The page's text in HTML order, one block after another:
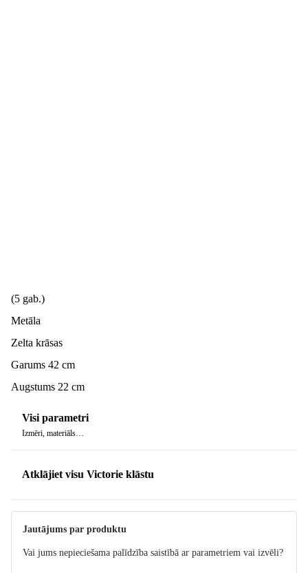
(5 gab.)
Metāla
Zelta krāsas
Garums 42 cm
Augstums 22 cm
Visi parametri
Izmēri, materiāls…
Atklājiet visu Victorie klāstu
Jautājums par produktu
Vai jums nepieciešama palīdzība saistībā ar parametriem vai izvēli?